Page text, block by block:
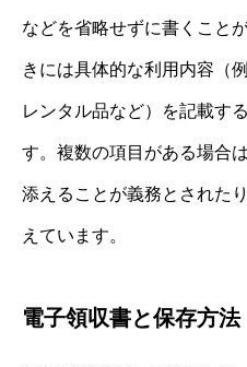
などを省略せずに書くこと
きには具体的な利用内容（
レンタル品など）を記載す
す。複数の項目がある場合
添えることが義務とされた
えています。
電子領収書と保存方法